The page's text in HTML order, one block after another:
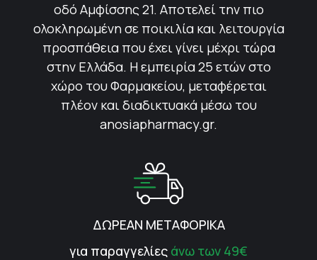
οδό Αμφίσσης 21. Αποτελεί την πιο
ολοκληρωμένη σε ποικιλία και λειτουργία
προσπάθεια που έχει γίνει μέχρι τώρα
στην Ελλάδα. Η εμπειρία 25 ετών στο
χώρο του Φαρμακείου, μεταφέρεται
πλέον και διαδικτυακά μέσω του
anosiapharmacy.gr.
ΔΩΡΕΑΝ ΜΕΤΑΦΟΡΙΚΑ
για παραγγελίες άνω των 49€